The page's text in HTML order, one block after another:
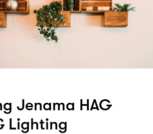
Jenama HAG
Lighting